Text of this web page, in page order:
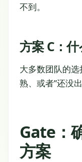
不到。
方案 C：什
大多数团队的
熟、或者”还没
Gate：
方案